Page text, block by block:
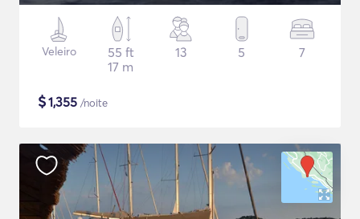
Veleiro
55 ft
17 m
13 5 7
$1,355 /noite